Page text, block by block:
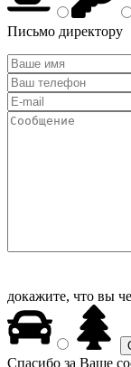
Письмо директору
докажите, что вы
Спасибо за Ваше